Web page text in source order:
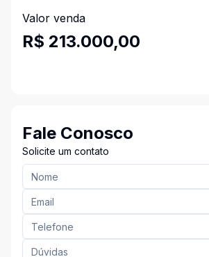
Valor venda
R$ 213.000,00
Fale Conosco
Solicite um contato